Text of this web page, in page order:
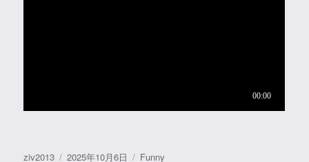
作
ziv2013 发
2025年10月6日 分
Funny